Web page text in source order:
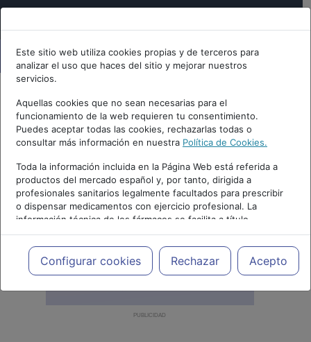
Este sitio web utiliza cookies propias y de terceros para
analizar el uso que haces del sitio y mejorar nuestros
servicios.
Aquellas cookies que no sean necesarias para el
funcionamiento de la web requieren tu consentimiento.
Puedes aceptar todas las cookies, rechazarlas todas o
consultar más información en nuestra Política de Cookies.
Toda la información incluida en la Página Web está referida a
productos del mercado español y, por tanto, dirigida a
profesionales sanitarios legalmente facultados para prescribir
o dispensar medicamentos con ejercicio profesional. La
información técnica de los fármacos se facilita a título
meramente informativo, siendo responsabilidad de los
profesionales facultados prescribir medicamentos y decidir, en
cada caso concreto, el tratamiento más adecuado a las
necesidades del paciente.
Configurar cookies Rechazar Acepto
PUBLICIDAD